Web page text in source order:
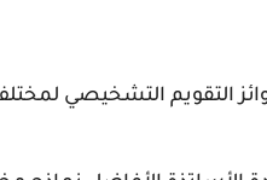
التقويم التشخيصي